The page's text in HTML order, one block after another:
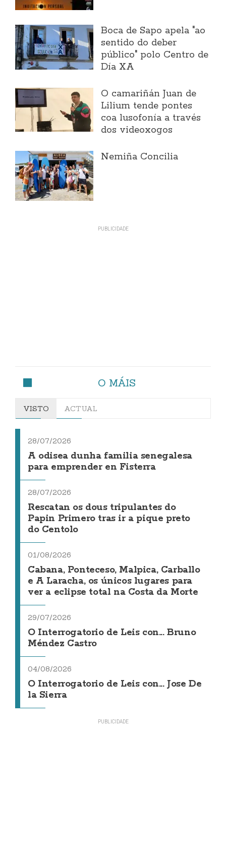
Boca de Sapo apela "ao
sentido do deber
público" polo Centro de
Día XA
O camariñán Juan de
Lilium tende pontes
coa lusofonía a través
dos videoxogos
Nemiña Concilia
O MÁIS
VISTO ACTUAL
28/07/2026
A odisea dunha familia senegalesa
para emprender en Fisterra
28/07/2026
Rescatan os dous tripulantes do
Papin Primero tras ir a pique preto
do Centolo
01/08/2026
Cabana, Ponteceso, Malpica, Carballo
e A Laracha, os únicos lugares para
ver a eclipse total na Costa da Morte
29/07/2026
O Interrogatorio de Leis con... Bruno
Méndez Castro
04/08/2026
O Interrogatorio de Leis con... Jose De
la Sierra